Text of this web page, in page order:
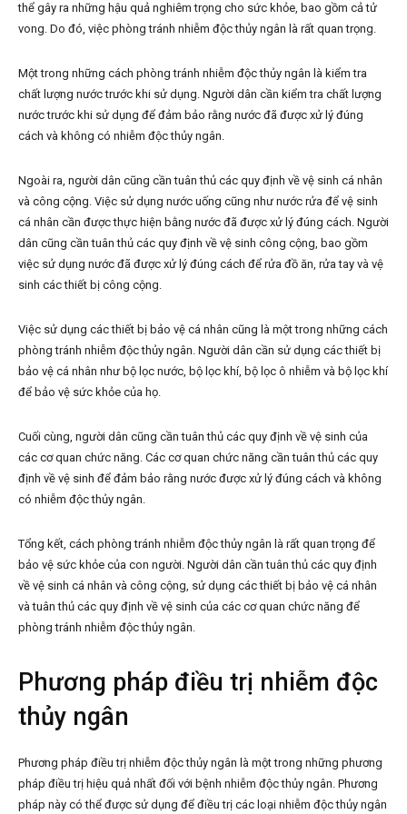
thể gây ra những hậu quả nghiêm trọng cho sức khỏe, bao gồm cả tử
vong. Do đó, việc phòng tránh nhiễm độc thủy ngân là rất quan trọng.
Một trong những cách phòng tránh nhiễm độc thủy ngân là kiểm tra
chất lượng nước trước khi sử dụng. Người dân cần kiểm tra chất lượng
nước trước khi sử dụng để đảm bảo rằng nước đã được xử lý đúng
cách và không có nhiễm độc thủy ngân.
Ngoài ra, người dân cũng cần tuân thủ các quy định về vệ sinh cá nhân
và công cộng. Việc sử dụng nước uống cũng như nước rửa để vệ sinh
cá nhân cần được thực hiện bằng nước đã được xử lý đúng cách. Người
dân cũng cần tuân thủ các quy định về vệ sinh công cộng, bao gồm
việc sử dụng nước đã được xử lý đúng cách để rửa đồ ăn, rửa tay và vệ
sinh các thiết bị công cộng.
Việc sử dụng các thiết bị bảo vệ cá nhân cũng là một trong những cách
phòng tránh nhiễm độc thủy ngân. Người dân cần sử dụng các thiết bị
bảo vệ cá nhân như bộ lọc nước, bộ lọc khí, bộ lọc ô nhiễm và bộ lọc khí
để bảo vệ sức khỏe của họ.
Cuối cùng, người dân cũng cần tuân thủ các quy định về vệ sinh của
các cơ quan chức năng. Các cơ quan chức năng cần tuân thủ các quy
định về vệ sinh để đảm bảo rằng nước được xử lý đúng cách và không
có nhiễm độc thủy ngân.
Tổng kết, cách phòng tránh nhiễm độc thủy ngân là rất quan trọng để
bảo vệ sức khỏe của con người. Người dân cần tuân thủ các quy định
về vệ sinh cá nhân và công cộng, sử dụng các thiết bị bảo vệ cá nhân
và tuân thủ các quy định về vệ sinh của các cơ quan chức năng để
phòng tránh nhiễm độc thủy ngân.
Phương pháp điều trị nhiễm độc
thủy ngân
Phương pháp điều trị nhiễm độc thủy ngân là một trong những phương
pháp điều trị hiệu quả nhất đối với bệnh nhiễm độc thủy ngân. Phương
pháp này có thể được sử dụng để điều trị các loại nhiễm độc thủy ngân